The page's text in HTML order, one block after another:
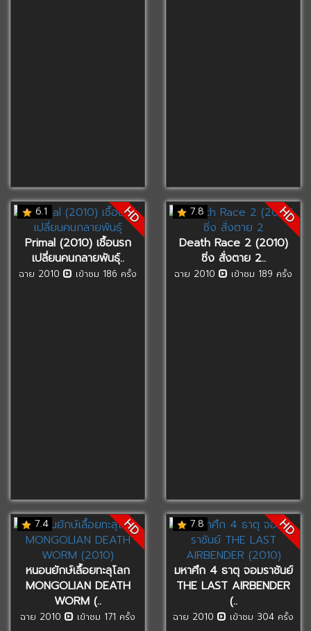
6.1 HD
Primal (2010) เชื้อนรก
เปลี่ยนคนกลายพันธุ์..
ฉาย 2010 เข้าชม 186 ครั้ง
7.8 HD
Death Race 2 (2010)
ซิ่ง สั่งตาย 2..
ฉาย 2010 เข้าชม 189 ครั้ง
7.4 HD
หนอนยักษ์เลื้อยทะลุโลก
MONGOLIAN DEATH
WORM (..
ฉาย 2010 เข้าชม 171 ครั้ง
7.8 HD
มหาศึก 4 ธาตุ จอมราชันย์
THE LAST AIRBENDER
(..
ฉาย 2010 เข้าชม 304 ครั้ง